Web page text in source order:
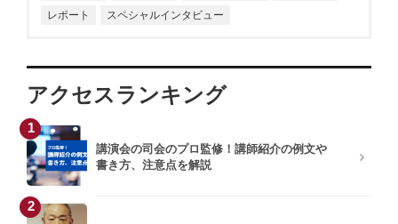
レポート スペシャルインタビュー
アクセスランキング
1
講演会の司会のプロ監修！講師紹介の例文や
書き方、注意点を解説
2